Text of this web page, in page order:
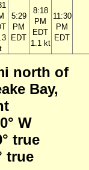
5:29
PM
EDT
8:18
PM
EDT
1.1 kt
11:30
PM
EDT
north of
Bay,
W
true
true